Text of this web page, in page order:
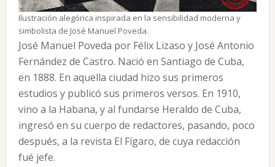
Ilustración alegórica inspirada en la sensibilidad moderna y
simbolista de José Manuel Poveda.
José Manuel Poveda por Félix Lizaso y José Antonio
Fernández de Castro. Nació en Santiago de Cuba,
en 1888. En aquella ciudad hizo sus primeros
estudios y publicó sus primeros versos. En 1910,
vino a la Habana, y al fundarse Heraldo de Cuba,
ingresó en su cuerpo de redactores, pasando, poco
después, a la revista El Fígaro, de cuya redacción
fué jefe.